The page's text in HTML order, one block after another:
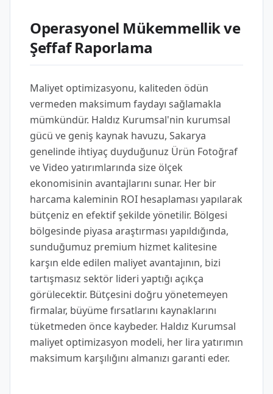
Operasyonel Mükemmellik ve
Şeffaf Raporlama
Maliyet optimizasyonu, kaliteden ödün
vermeden maksimum faydayı sağlamakla
mümkündür. Haldız Kurumsal'nin kurumsal
gücü ve geniş kaynak havuzu, Sakarya
genelinde ihtiyaç duyduğunuz Ürün Fotoğraf
ve Video yatırımlarında size ölçek
ekonomisinin avantajlarını sunar. Her bir
harcama kaleminin ROI hesaplaması yapılarak
bütçeniz en efektif şekilde yönetilir. Bölgesi
bölgesinde piyasa araştırması yapıldığında,
sunduğumuz premium hizmet kalitesine
karşın elde edilen maliyet avantajının, bizi
tartışmasız sektör lideri yaptığı açıkça
görülecektir. Bütçesini doğru yönetemeyen
firmalar, büyüme fırsatlarını kaynaklarını
tüketmeden önce kaybeder. Haldız Kurumsal
maliyet optimizasyon modeli, her lira yatırımın
maksimum karşılığını almanızı garanti eder.